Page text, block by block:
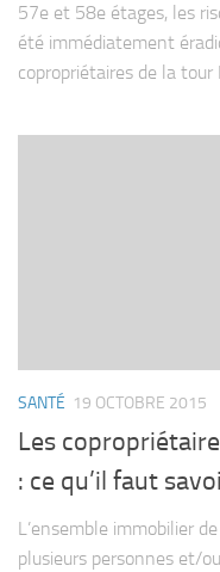
57e et 58e étages, les
été immédiatement
copropriétaires de la tour
SANTÉ 19 OCTOBRE 2015
Les
: ce qu’il faut
L’ensemble immobilier
plusieurs personnes et/